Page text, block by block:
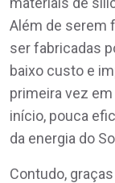
Além de serem
ser fabricadas
baixo custo e
primeira vez
início, pouca
da energia do
Contudo,